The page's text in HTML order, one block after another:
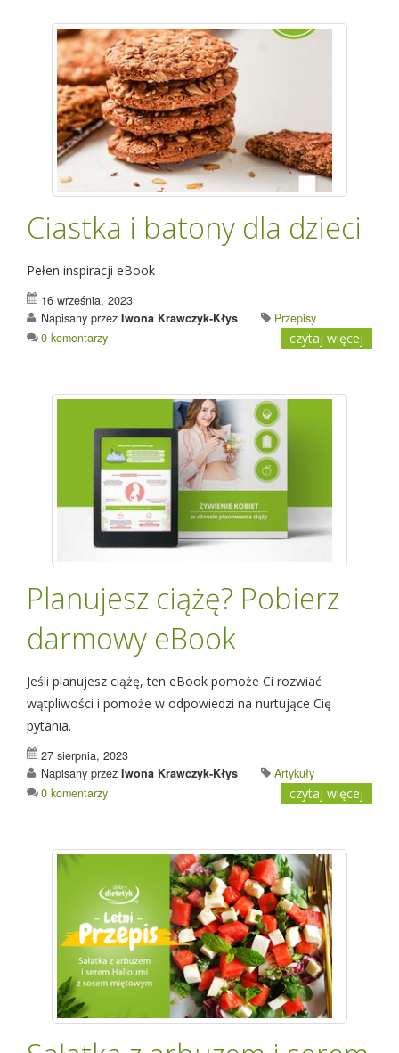
Ciastka i batony dla dzieci
Pełen inspiracji eBook
16 września, 2023
Napisany przez Iwona Krawczyk-Kłys
Przepisy
0 komentarzy
czytaj więcej
Planujesz ciążę? Pobierz
darmowy eBook
Jeśli planujesz ciążę, ten eBook pomoże Ci rozwiać
wątpliwości i pomoże w odpowiedzi na nurtujące Cię
pytania.
27 sierpnia, 2023
Napisany przez Iwona Krawczyk-Kłys
Artykuły
0 komentarzy
czytaj więcej